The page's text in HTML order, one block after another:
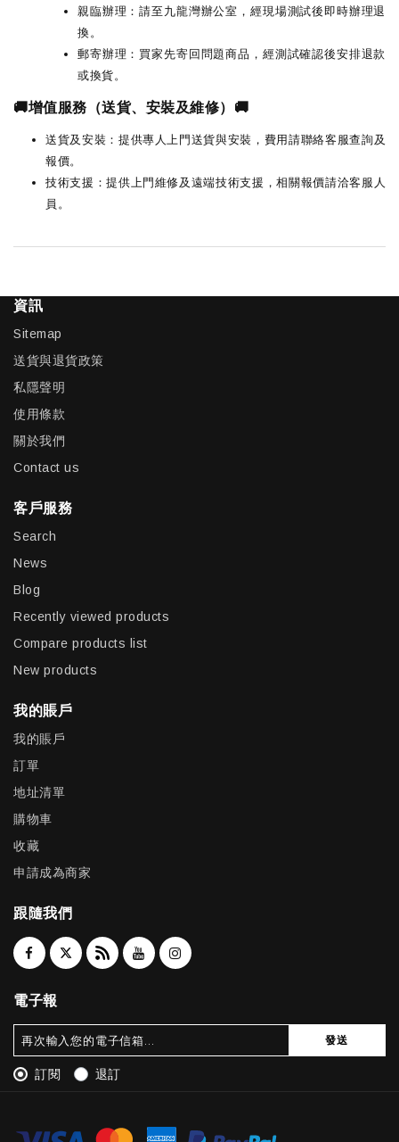
親臨辦理：請至九龍灣辦公室，經現場測試後即時辦理退
換。
郵寄辦理：買家先寄回問題商品，經測試確認後安排退款
或換貨。
🚚增值服務（送貨、安裝及維修）🚚
送貨及安裝：提供專人上門送貨與安裝，費用請聯絡客服查詢及
報價。
技術支援：提供上門維修及遠端技術支援，相關報價請洽客服人
員。
資訊
Sitemap
送貨與退貨政策
私隱聲明
使用條款
關於我們
Contact us
客戶服務
Search
News
Blog
Recently viewed products
Compare products list
New products
我的賬戶
我的賬戶
訂單
地址清單
購物車
收藏
申請成為商家
跟隨我們
電子報
發送
訂閱 退訂